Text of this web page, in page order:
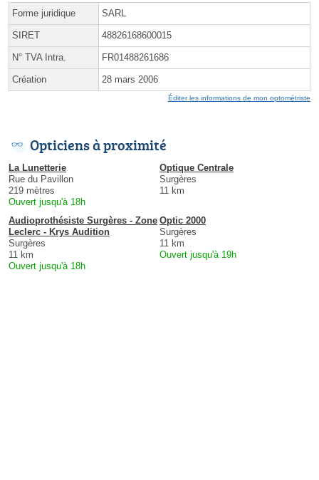
Forme juridique SARL
SIRET 48826168600015
N° TVA Intra. FR01488261686
Création 28 mars 2006
Éditer les informations de mon optométriste
Opticiens à proximité
La Lunetterie
Rue du Pavillon
219 mètres
Ouvert jusqu'à 18h
Optique Centrale
Surgères
11 km
Audioprothésiste Surgères - Zone
Leclerc - Krys Audition
Surgères
11 km
Ouvert jusqu'à 18h
Optic 2000
Surgères
11 km
Ouvert jusqu'à 19h